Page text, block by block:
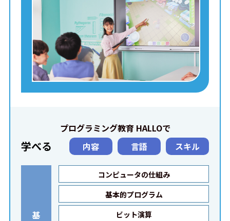
プログラミング教育 HALLOで
学べる 内容 言語 スキル
基
コンピュータの仕組み
基本的プログラム
ビット演算